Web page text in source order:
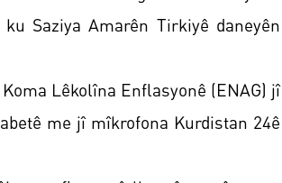
Saziya Amarên Tirkiyê daneyên
Lêkolîna Enflasyonê (ENAG) jî
me jî mîkrofona Kurdistan 24ê